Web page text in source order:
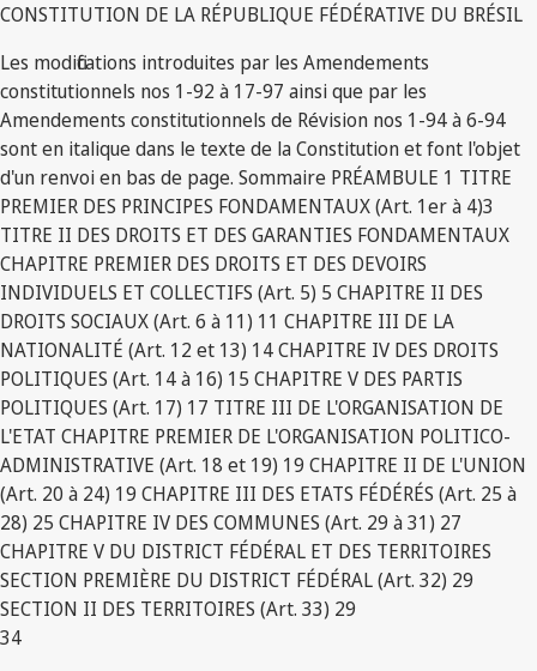
CONSTITUTION DE LA RÉPUBLIQUE FÉDÉRATIVE DU BRÉSIL
Les modifications introduites par les Amendements
constitutionnels nos 1-92 à 17-97 ainsi que par les
Amendements constitutionnels de Révision nos 1-94 à 6-94
sont en italique dans le texte de la Constitution et font l'objet
d'un renvoi en bas de page. Sommaire PRÉAMBULE 1 TITRE
PREMIER DES PRINCIPES FONDAMENTAUX (Art. 1er à 4)3
TITRE II DES DROITS ET DES GARANTIES FONDAMENTAUX
CHAPITRE PREMIER DES DROITS ET DES DEVOIRS
INDIVIDUELS ET COLLECTIFS (Art. 5) 5 CHAPITRE II DES
DROITS SOCIAUX (Art. 6 à 11) 11 CHAPITRE III DE LA
NATIONALITÉ (Art. 12 et 13) 14 CHAPITRE IV DES DROITS
POLITIQUES (Art. 14 à 16) 15 CHAPITRE V DES PARTIS
POLITIQUES (Art. 17) 17 TITRE III DE L'ORGANISATION DE
L'ETAT CHAPITRE PREMIER DE L'ORGANISATION POLITICO-
ADMINISTRATIVE (Art. 18 et 19) 19 CHAPITRE II DE L'UNION
(Art. 20 à 24) 19 CHAPITRE III DES ETATS FÉDÉRÉS (Art. 25 à
28) 25 CHAPITRE IV DES COMMUNES (Art. 29 à 31) 27
CHAPITRE V DU DISTRICT FÉDÉRAL ET DES TERRITOIRES
SECTION PREMIÈRE DU DISTRICT FÉDÉRAL (Art. 32) 29
SECTION II DES TERRITOIRES (Art. 33) 29
34